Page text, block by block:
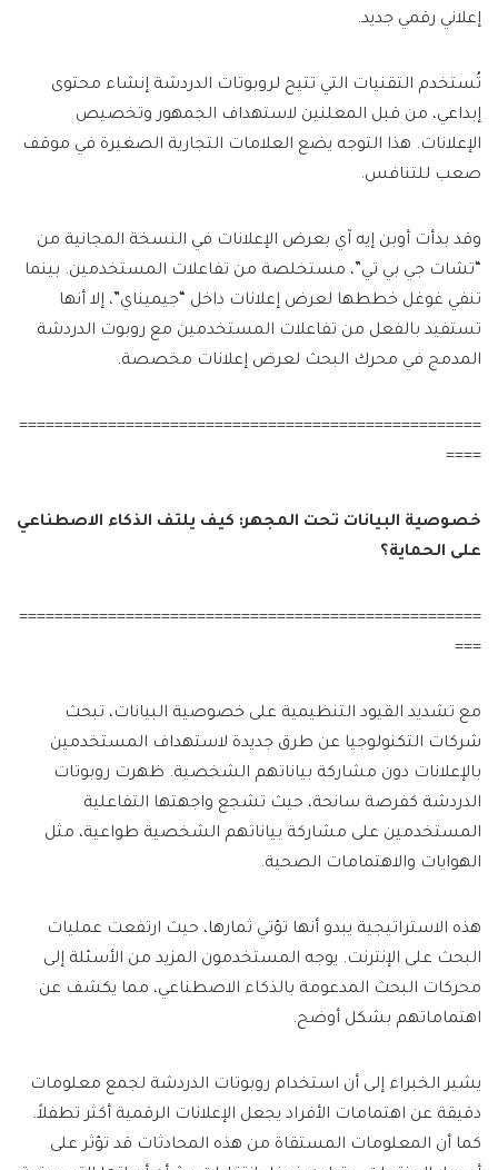
إعلاني رقمي جديد.
تُستخدم التقنيات التي تتيح لروبوتات الدردشة إنشاء محتوى
إبداعي، من قبل المعلنين لاستهداف الجمهور وتخصيص
الإعلانات. هذا التوجه يضع العلامات التجارية الصغيرة في موقف
صعب للتنافس.
وقد بدأت أوبن إيه آي بعرض الإعلانات في النسخة المجانية من
“تشات جي بي تي”، مستخلصة من تفاعلات المستخدمين. بينما
تنفي غوغل خططها لعرض إعلانات داخل “جيميناي”، إلا أنها
تستفيد بالفعل من تفاعلات المستخدمين مع روبوت الدردشة
المدمج في محرك البحث لعرض إعلانات مخصصة.
====================================================
====
خصوصية البيانات تحت المجهر: كيف يلتف الذكاء الاصطناعي
على الحماية؟
====================================================
===
مع تشديد القيود التنظيمية على خصوصية البيانات، تبحث
شركات التكنولوجيا عن طرق جديدة لاستهداف المستخدمين
بالإعلانات دون مشاركة بياناتهم الشخصية. ظهرت روبوتات
الدردشة كفرصة سانحة، حيث تشجع واجهتها التفاعلية
المستخدمين على مشاركة بياناتهم الشخصية طواعية، مثل
الهوايات والاهتمامات الصحية.
هذه الاستراتيجية يبدو أنها تؤتي ثمارها، حيث ارتفعت عمليات
البحث على الإنترنت. يوجه المستخدمون المزيد من الأسئلة إلى
محركات البحث المدعومة بالذكاء الاصطناعي، مما يكشف عن
اهتماماتهم بشكل أوضح.
يشير الخبراء إلى أن استخدام روبوتات الدردشة لجمع معلومات
دقيقة عن اهتمامات الأفراد يجعل الإعلانات الرقمية أكثر تطفلاً.
كما أن المعلومات المستقاة من هذه المحادثات قد تؤثر على